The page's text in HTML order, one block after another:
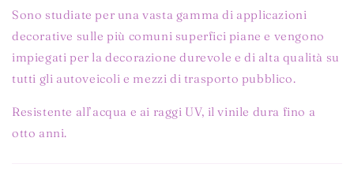
Sono studiate per una vasta gamma di applicazioni
decorative sulle più comuni superfici piane e vengono
impiegati per la decorazione durevole e di alta qualità su
tutti gli autoveicoli e mezzi di trasporto pubblico.
Resistente all’acqua e ai raggi UV, il vinile dura fino a
otto anni.